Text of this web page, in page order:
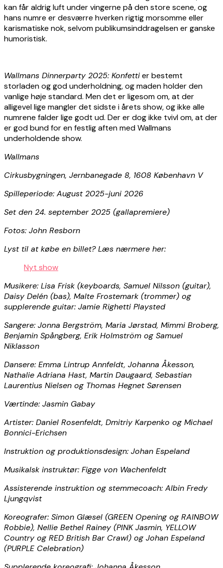
kan får aldrig luft under vingerne på den store scene, og
hans numre er desværre hverken rigtig morsomme eller
karismatiske nok, selvom publikumsinddragelsen er ganske
humoristisk.
Wallmans Dinnerparty 2025: Konfettier bestemt
storladen og god underholdning, og maden holder den
vanlige høje standard. Men det er ligesom om, at der
alligevel lige mangler det sidste i årets show, og ikke alle
numrene falder lige godt ud. Der er dog ikke tvivl om, at der
er god bund for en festlig aften med Wallmans
underholdende show.
Wallmans
Cirkusbygningen, Jernbanegade 8, 1608 København V
Spilleperiode: August 2025-juni 2026
Set den 24. september 2025 (gallapremiere)
Fotos: John Resborn
Lyst til at købe en billet? Læs nærmere her:
Nyt show
Musikere: Lisa Frisk (keyboards, Samuel Nilsson (guitar),
Daisy Delén (bas), Malte Frostemark (trommer) og
supplerende guitar: Jamie Righetti Playsted
Sangere: Jonna Bergström, Maria Jørstad, Mimmi Broberg,
Benjamin Spångberg, Erik Holmström og Samuel
Niklasson
Dansere: Emma Lintrup Annfeldt, Johanna Åkesson,
Nathalie Adriana Hast, Martin Daugaard, Sebastian
Laurentius Nielsen og Thomas Hegnet Sørensen
Værtinde: Jasmin Gabay
Artister: Daniel Rosenfeldt, Dmitriy Karpenko og Michael
Bonnici-Erichsen
Instruktion og produktionsdesign: Johan Espeland
Musikalsk instruktør: Figge von Wachenfeldt
Assisterende instruktion og stemmecoach: Albin Fredy
Ljungqvist
Koreografer: Simon Glæsel (GREEN Opening og RAINBOW
Robbie), Nellie Bethel Rainey (PINK Jasmin, YELLOW
Country og RED British Bar Crawl) og Johan Espeland
(PURPLE Celebration)